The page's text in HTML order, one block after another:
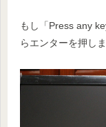
もし「Press any
らエンターを押しま